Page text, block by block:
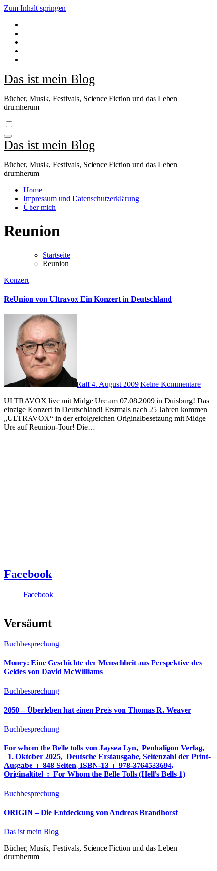
Zum Inhalt springen
Das ist mein Blog
Bücher, Musik, Festivals, Science Fiction und das Leben
drumherum
Das ist mein Blog
Bücher, Musik, Festivals, Science Fiction und das Leben
drumherum
Home
Impressum und Datenschutzerklärung
Über mich
Reunion
Startseite
Reunion
Konzert
ReUnion von Ultravox Ein Konzert in Deutschland
Ralf4. August 2009 Keine Kommentare
ULTRAVOX live mit Midge Ure am 07.08.2009 in Duisburg! Das
einzige Konzert in Deutschland! Erstmals nach 25 Jahren kommen
„ULTRAVOX“ in der erfolgreichen Originalbesetzung mit Midge
Ure auf Reunion-Tour! Die…
Facebook
Facebook
Versäumt
Buchbesprechung
Money: Eine Geschichte der Menschheit aus Perspektive des
Geldes von David McWilliams
Buchbesprechung
2050 – Überleben hat einen Preis von Thomas R. Weaver
Buchbesprechung
For whom the Belle tolls von Jaysea Lyn, ‎ Penhaligon Verlag,
‎ 1. Oktober 2025, ‎ Deutsche Erstausgabe, Seitenzahl der Print-
Ausgabe ‏ : ‎ 848 Seiten, ISBN-13 ‏ : ‎ 978-3764533694,
Originaltitel ‏ : ‎ For Whom the Belle Tolls (Hell’s Bells 1)
Buchbesprechung
ORIGIN – Die Entdeckung von Andreas Brandhorst
Das ist mein Blog
Bücher, Musik, Festivals, Science Fiction und das Leben
drumherum